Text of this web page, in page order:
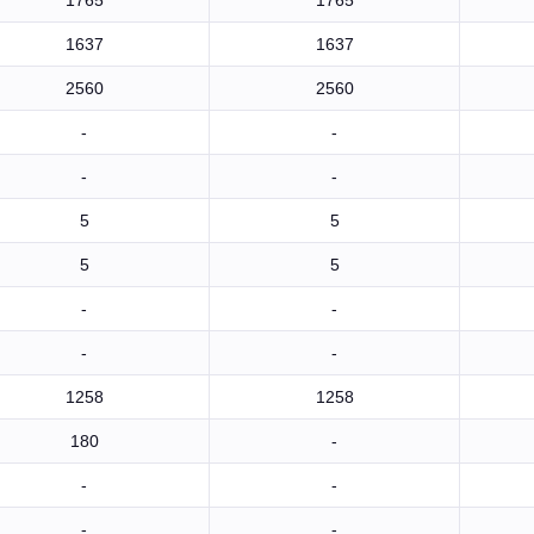
1637 1637
2560 2560
- -
- -
5 5
5 5
- -
- -
1258 1258
180 -
- -
- -